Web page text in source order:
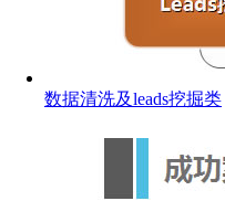
数据清洗及leads挖掘类